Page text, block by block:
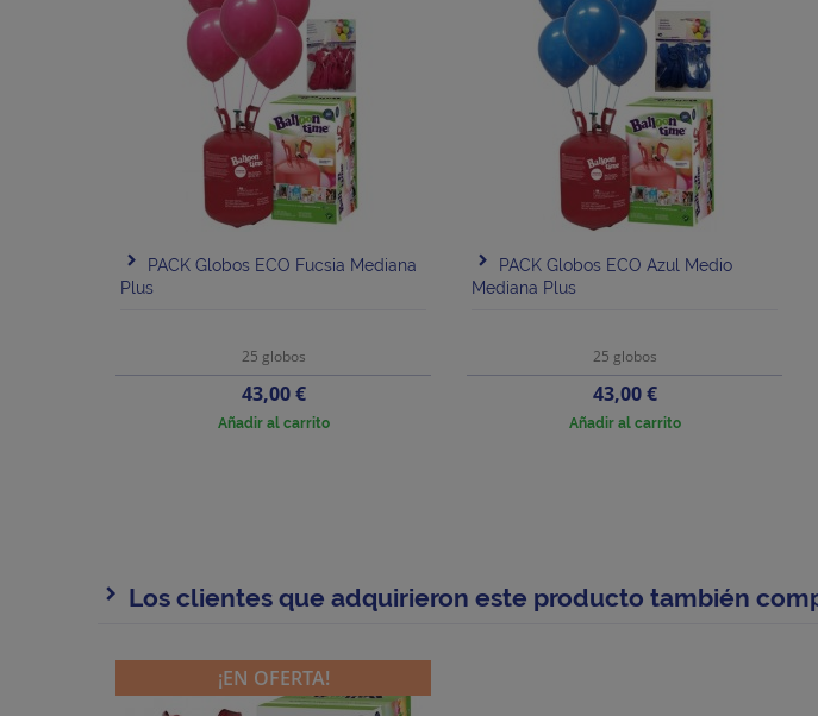
PACK Globos ECO Fucsia Mediana
Plus
25 globos
Precio
43,00 €
Añadir al carrito
PACK Globos ECO Azul Medio
Mediana Plus
25 globos
Precio
43,00 €
Añadir al carrito
Los clientes que adquirieron este producto también
¡EN OFERTA!